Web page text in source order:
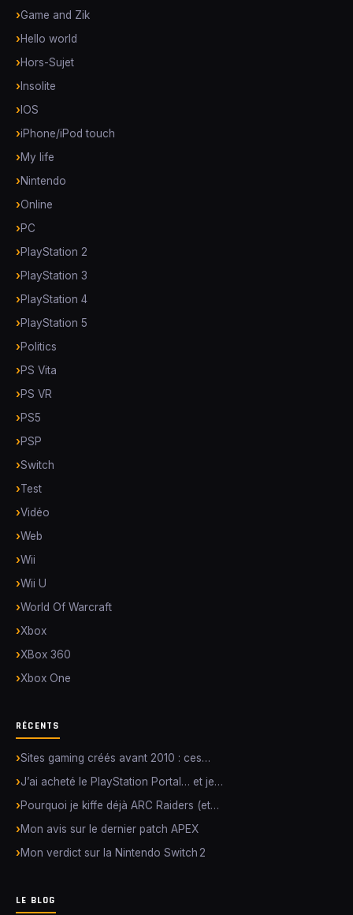
Game and Zik
Hello world
Hors-Sujet
Insolite
IOS
iPhone/iPod touch
My life
Nintendo
Online
PC
PlayStation 2
PlayStation 3
PlayStation 4
PlayStation 5
Politics
PS Vita
PS VR
PS5
PSP
Switch
Test
Vidéo
Web
Wii
Wii U
World Of Warcraft
Xbox
XBox 360
Xbox One
RÉCENTS
Sites gaming créés avant 2010 : ces…
J’ai acheté le PlayStation Portal… et je…
Pourquoi je kiffe déjà ARC Raiders (et…
Mon avis sur le dernier patch APEX
Mon verdict sur la Nintendo Switch 2
LE BLOG